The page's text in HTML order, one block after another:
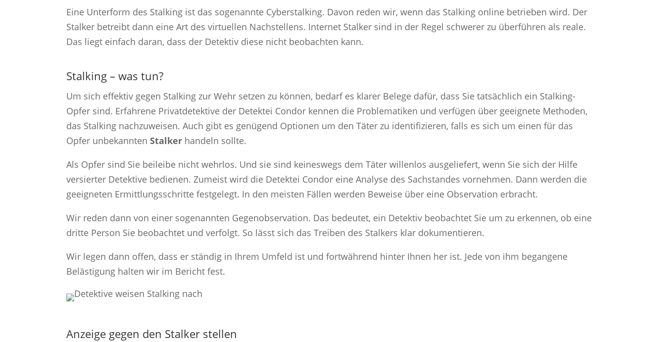
Eine Unterform des Stalking ist das sogenannte Cyberstalking. Davon reden wir, wenn das Stalking online betrieben wird. Der
Stalker betreibt dann eine Art des virtuellen Nachstellens. Internet Stalker sind in der Regel schwerer zu überführen als reale.
Das liegt einfach daran, dass der Detektiv diese nicht beobachten kann.
Stalking – was tun?
Um sich effektiv gegen Stalking zur Wehr setzen zu können, bedarf es klarer Belege dafür, dass Sie tatsächlich ein Stalking-
Opfer sind. Erfahrene Privatdetektive der Detektei Condor kennen die Problematiken und verfügen über geeignete Methoden,
das Stalking nachzuweisen. Auch gibt es genügend Optionen um den Täter zu identifizieren, falls es sich um einen für das
Opfer unbekanntenStalker handeln sollte.
Als Opfer sind Sie beileibe nicht wehrlos. Und sie sind keineswegs dem Täter willenlos ausgeliefert, wenn Sie sich der Hilfe
versierter Detektive bedienen. Zumeist wird die Detektei Condor eine Analyse des Sachstandes vornehmen. Dann werden die
geeigneten Ermittlungsschritte festgelegt. In den meisten Fällen werden Beweise über eine Observation erbracht.
Wir reden dann von einer sogenannten Gegenobservation. Das bedeutet, ein Detektiv beobachtet Sie um zu erkennen, ob eine
dritte Person Sie beobachtet und verfolgt. So lässt sich das Treiben des Stalkers klar dokumentieren.
Wir legen dann offen, dass er ständig in Ihrem Umfeld ist und fortwährend hinter Ihnen her ist. Jede von ihm begangene
Belästigung halten wir im Bericht fest.
Anzeige gegen den Stalker stellen